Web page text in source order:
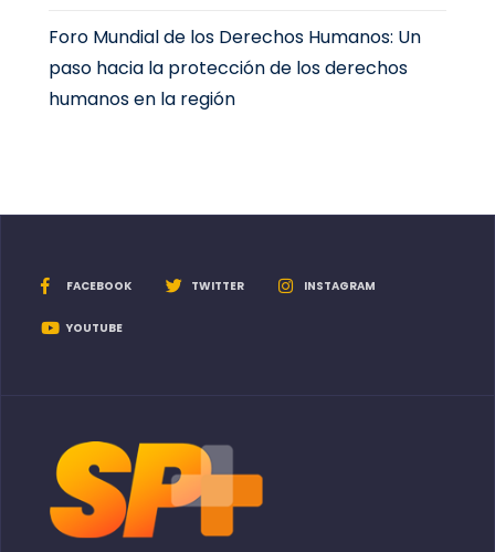
Foro Mundial de los Derechos Humanos: Un
paso hacia la protección de los derechos
humanos en la región
FACEBOOK TWITTER INSTAGRAM
YOUTUBE